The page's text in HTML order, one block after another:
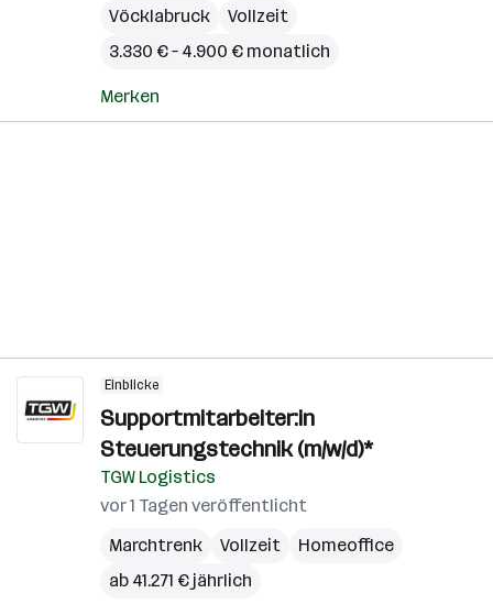
Vöcklabruck
Vollzeit
3.330 € – 4.900 € monatlich
Merken
Einblicke
Supportmitarbeiter:in
Steuerungstechnik (m/w/d)*
TGW Logistics
vor 1 Tagen veröffentlicht
Marchtrenk
Vollzeit
Homeoffice
ab 41.271 € jährlich